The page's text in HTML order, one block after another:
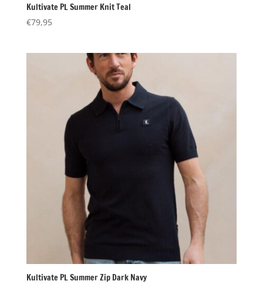
Kultivate PL Summer Knit Teal
€79,95
Kultivate PL Summer Zip Dark Navy